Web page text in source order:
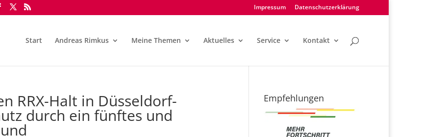
Impressum Datenschutzerklärung
Start Andreas Rimkus Meine Themen Aktuelles Service Kontakt
RRX-Halt in Düsseldorf-
durch ein fünftes und
Empfehlungen